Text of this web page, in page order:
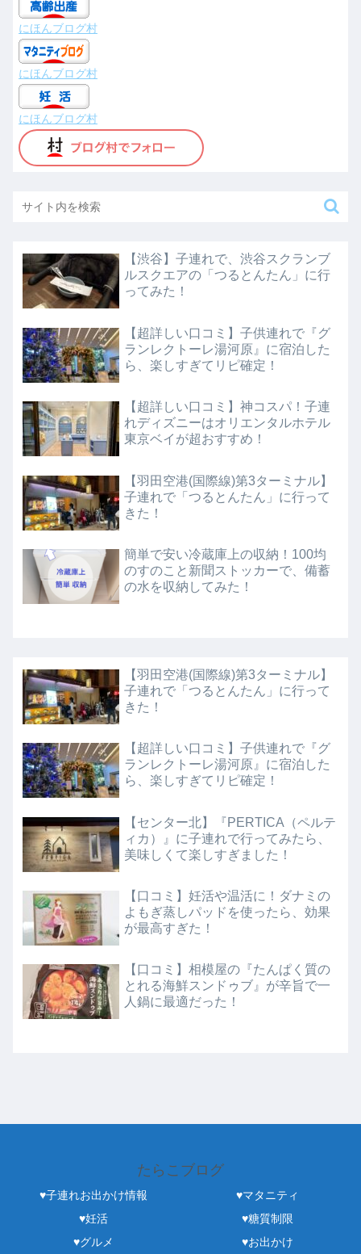
にほんブログ村
にほんブログ村
にほんブログ村
【渋谷】子連れで、渋谷スクランブ
ルスクエアの「つるとんたん」に行
ってみた！
【超詳しい口コミ】子供連れで『グ
ランレクトーレ湯河原』に宿泊した
ら、楽しすぎてリピ確定！
【超詳しい口コミ】神コスパ！子連
れディズニーはオリエンタルホテル
東京ベイが超おすすめ！
【羽田空港(国際線)第3ターミナル】
子連れで「つるとんたん」に行って
きた！
簡単で安い冷蔵庫上の収納！100均
のすのこと新聞ストッカーで、備蓄
の水を収納してみた！
【羽田空港(国際線)第3ターミナル】
子連れで「つるとんたん」に行って
きた！
【超詳しい口コミ】子供連れで『グ
ランレクトーレ湯河原』に宿泊した
ら、楽しすぎてリピ確定！
【センター北】『PERTICA（ペルテ
ィカ）』に子連れで行ってみたら、
美味しくて楽しすぎました！
【口コミ】妊活や温活に！ダナミの
よもぎ蒸しパッドを使ったら、効果
が最高すぎた！
【口コミ】相模屋の『たんぱく質の
とれる海鮮スンドゥブ』が辛旨で一
人鍋に最適だった！
たらこブログ
♥子連れお出かけ情報
♥マタニティ
♥妊活
♥糖質制限
♥グルメ
♥お出かけ